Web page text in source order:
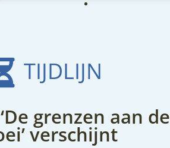
TIJDLIJN
grenzen aan de
verschijnt